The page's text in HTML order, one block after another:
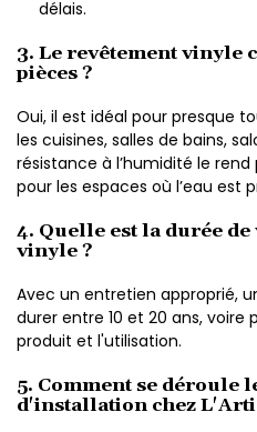
délais.
3. Le revêtement vinyle
pièces ?
Oui, il est idéal pour presque
les cuisines, salles de bains,
résistance à l’humidité le
pour les espaces où l’eau est
4. Quelle est la durée
vinyle ?
Avec un entretien approprié,
durer entre 10 et 20 ans, voire
produit et l'utilisation.
5. Comment se déroule
d'installation chez